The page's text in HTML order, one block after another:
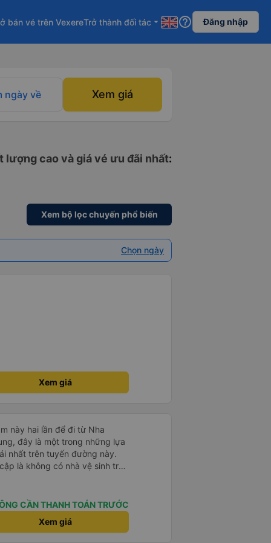
bán vé trên VexereTrở thành đối tác arrow_drop_down help_outline Đăng nhập
ngày về Xem giá
lượng cao và giá vé ưu đãi nhất:
Xem bộ lọc chuyến phổ biến
Chọn ngày
Xem giá
này hai lần để đi từ Nha
đây là một trong những lựa
nhất trên tuyến đường này.
là không có nhà vệ sinh trên
trên một hành trình dài
Chuyến đi gần đây nhất của tôi
bị chậm khoảng một tiếng,
cho tôi, nên tôi không
CẦN THANH TOÁN TRƯỚC
Xem giá